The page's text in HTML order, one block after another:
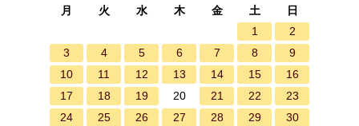
月
火 水 木 金 土
日
1
2
3
4 5 6 7 8
9
10
11 12 13 14 15
16
17
18 19 20 21 22
23
24
25 26 27 28 29
30